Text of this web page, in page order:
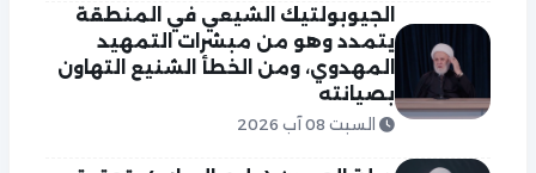
الجيوبولتيك الشيعي في المنطقة
يتمدد وهو من مبشرات التمهيد
المهدوي، ومن الخطأ الشنيع التهاون
بصيانته
السبت 08 آب 2026